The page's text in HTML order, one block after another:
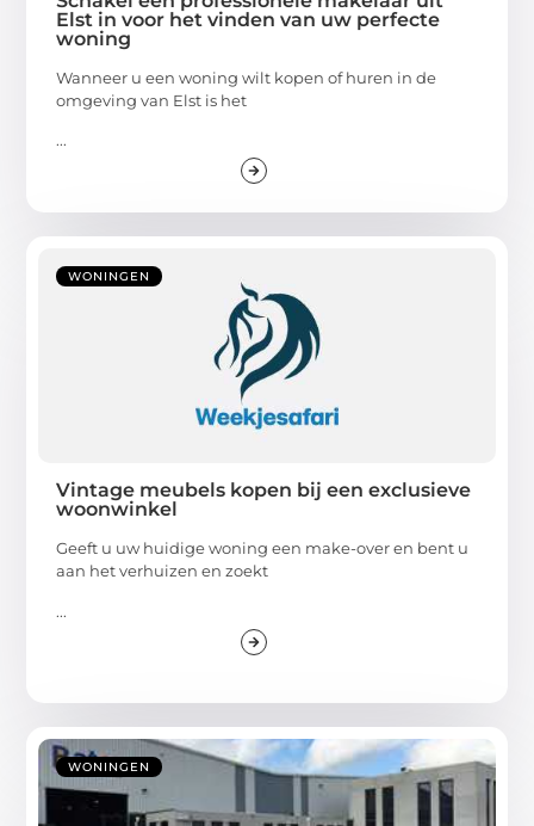
Elst in voor het vinden van uw perfecte
woning
Wanneer u een woning wilt kopen of huren in de
omgeving van Elst is het
...
WONINGEN
Vintage meubels kopen bij een exclusieve
woonwinkel
Geeft u uw huidige woning een make-over en bent u
aan het verhuizen en zoekt
...
WONINGEN